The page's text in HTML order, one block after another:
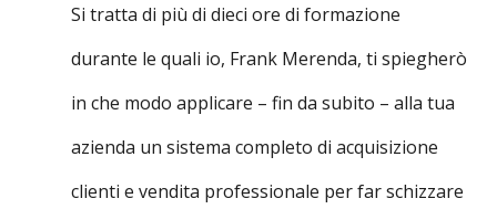
Si tratta di più di dieci ore di formazione
durante le quali io, Frank Merenda, ti spiegherò
in che modo applicare – fin da subito – alla tua
azienda un sistema completo di acquisizione
clienti e vendita professionale per far schizzare